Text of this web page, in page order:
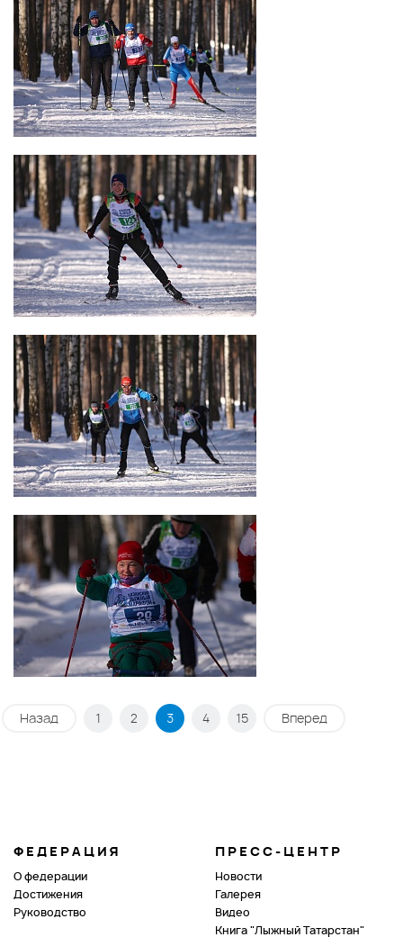
Назад 1 2 3 4 15 Вперед
ФЕДЕРАЦИЯ
О федерации
Достижения
Руководство
ПРЕСС-ЦЕНТР
Новости
Галерея
Видео
Книга "Лыжный Татарстан"